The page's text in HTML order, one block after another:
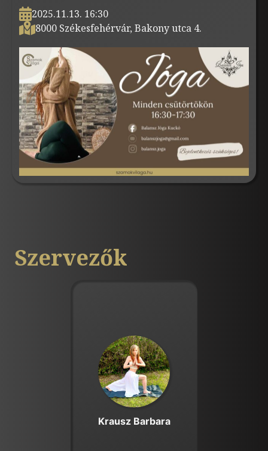
2025.11.13. 16:30
8000 Székesfehérvár, Bakony utca 4.
Szervezők
Krausz Barbara